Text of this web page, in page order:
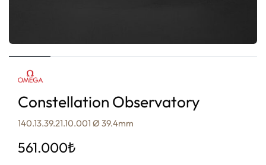
Constellation Observatory
140.13.39.21.10.001 Ø 39.4mm
561.000₺